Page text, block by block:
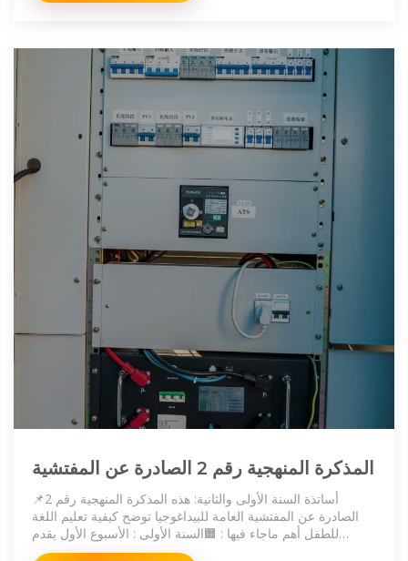
المذكرة المنهجية رقم 2 الصادرة عن المفتشية
📌أساتذة السنة الأولى والثانية: هذه المذكرة المنهجية رقم 2
الصادرة عن المفتشية العامة للبيداغوجيا توضح كيفية تعليم اللغة
للطفل أهم ماجاء فيها : 🟧السنة الأولى : الأسبوع الأول يقدم
الحرفان بحركة واحدة فقط ( الفتحة ) ثم